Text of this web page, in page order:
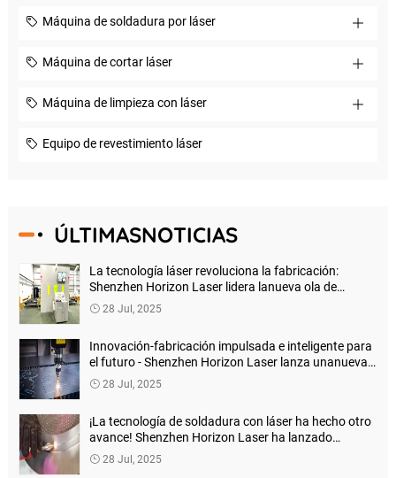
Máquina de soldadura por láser
Máquina de cortar láser
Máquina de limpieza con láser
Equipo de revestimiento láser
ÚLTIMASNOTICIAS
La tecnología láser revoluciona la fabricación:
Shenzhen Horizon Laser lidera lanueva ola de
procesamiento de precisión
28 Jul, 2025
Innovación-fabricación impulsada e inteligente para
el futuro - Shenzhen Horizon Laser lanza unanueva
generación de alto-Máquinas de marcado láser de
precisión
28 Jul, 2025
¡La tecnología de soldadura con láser ha hecho otro
avance! Shenzhen Horizon Laser ha lanzado
unanueva generación de soluciones de soldadura
inteligentes
28 Jul, 2025